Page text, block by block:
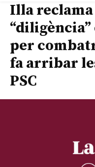
Illa reclama
per
fa arribar
PSC